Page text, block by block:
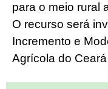
para o meio rural
O recurso será
Incremento e
Agrícola do